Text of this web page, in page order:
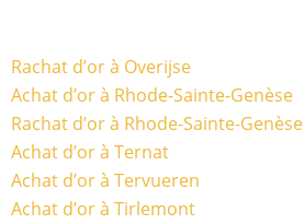
Rachat d’or à Overijse
Achat d’or à Rhode-Sainte-Genèse
Rachat d’or à Rhode-Sainte-Genèse
Achat d’or à Ternat
Achat d’or à Tervueren
Achat d’or à Tirlemont